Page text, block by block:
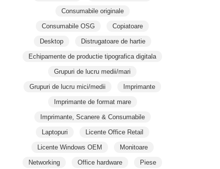
Consumabile originale
Consumabile OSG Copiatoare
Desktop Distrugatoare de hartie
Echipamente de productie tipografica digitala
Grupuri de lucru medii/mari
Grupuri de lucru mici/medii Imprimante
Imprimante de format mare
Imprimante, Scanere & Consumabile
Laptopuri Licente Office Retail
Licente Windows OEM Monitoare
Networking Office hardware Piese